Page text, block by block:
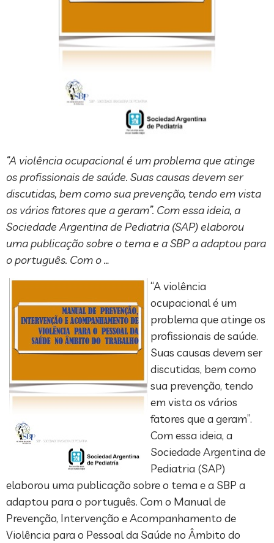
“A violência ocupacional é um problema que atinge
os profissionais de saúde. Suas causas devem ser
discutidas, bem como sua prevenção, tendo em vista
os vários fatores que a geram”. Com essa ideia, a
Sociedade Argentina de Pediatria (SAP) elaborou
uma publicação sobre o tema e a SBP a adaptou para
o português. Com o …
“A violência
ocupacional é um
problema que atinge os
profissionais de saúde.
Suas causas devem ser
discutidas, bem como
sua prevenção, tendo
em vista os vários
fatores que a geram”.
Com essa ideia, a
Sociedade Argentina de
Pediatria (SAP)
elaborou uma publicação sobre o tema e a SBP a
adaptou para o português. Com o Manual de
Prevenção, Intervenção e Acompanhamento de
Violência para o Pessoal da Saúde no Âmbito do